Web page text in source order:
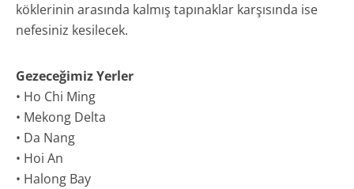
köklerinin arasında kalmış tapınaklar karşısında ise
nefesiniz kesilecek.
Gezeceğimiz Yerler
• Ho Chi Ming
• Mekong Delta
• Da Nang
• Hoi An
• Halong Bay